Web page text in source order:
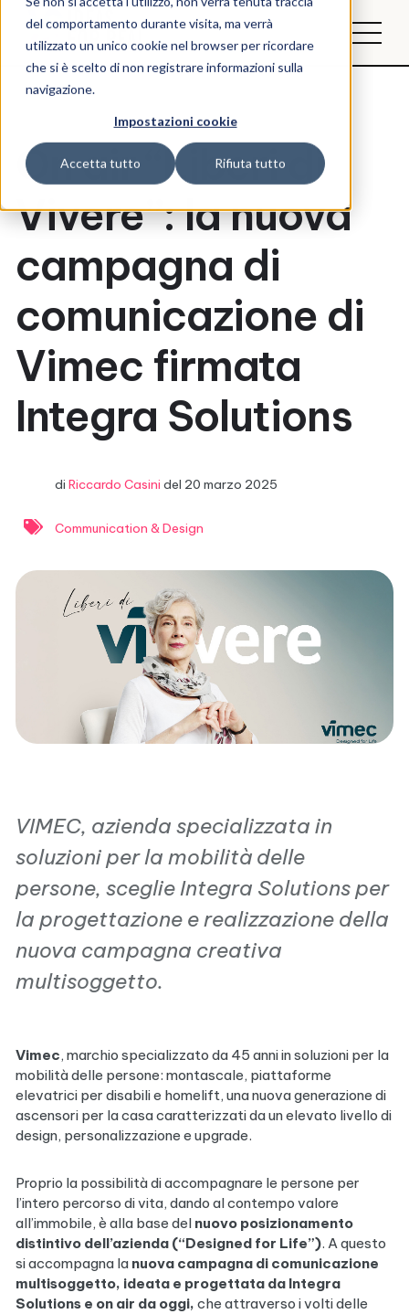
del comportamento durante visita, ma verrà
utilizzato un unico cookie nel browser per ricordare
che si è scelto di non registrare informazioni sulla
navigazione.
Impostazioni cookie
Accetta tutto Rifiuta tutto
On air “Liberi di
Vivere”: la nuova
campagna di
comunicazione di
Vimec firmata
Integra Solutions
di Riccardo Casini del 20 marzo 2025
Communication & Design
VIMEC, azienda specializzata in
soluzioni per la mobilità delle
persone, sceglie Integra Solutions per
la progettazione e realizzazione della
nuova campagna creativa
multisoggetto.
Vimec, marchio specializzato da 45 anni in soluzioni per la
mobilità delle persone: montascale, piattaforme
elevatrici per disabili e homelift, una nuova generazione di
ascensori per la casa caratterizzati da un elevato livello di
design, personalizzazione e upgrade.
Proprio la possibilità di accompagnare le persone per
l’intero percorso di vita, dando al contempo valore
all’immobile, è alla base del nuovo posizionamento
distintivo dell’azienda (“Designed for Life”). A questo
si accompagna la nuova campagna di comunicazione
multisoggetto, ideata e progettata da Integra
Solutions e on air da oggi, che attraverso i volti delle